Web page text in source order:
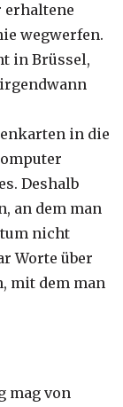
erhaltene
wegwerfen.
in Brüssel,
in die
Deshalb
an dem man
nicht
Worte über
mit dem man
mag von